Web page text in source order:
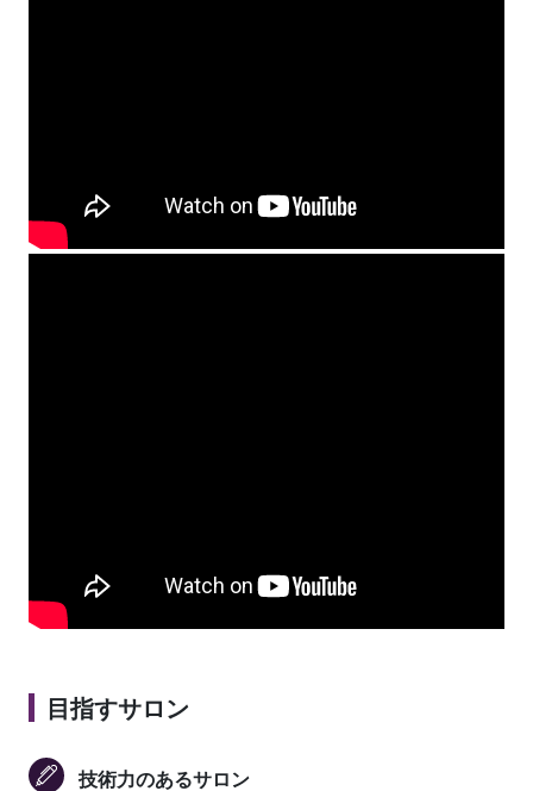
目指すサロン
技術力のあるサロン